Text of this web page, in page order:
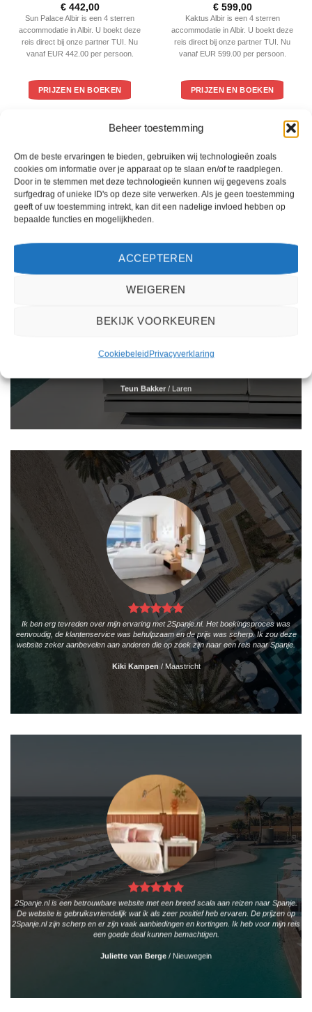
Beheer toestemming
Om de beste ervaringen te bieden, gebruiken wij technologieën zoals
cookies om informatie over je apparaat op te slaan en/of te raadplegen.
Door in te stemmen met deze technologieën kunnen wij gegevens zoals
surfgedrag of unieke ID's op deze site verwerken. Als je geen toestemming
geeft of uw toestemming intrekt, kan dit een nadelige invloed hebben op
bepaalde functies en mogelijkheden.
ACCEPTEREN
WEIGEREN
BEKIJK VOORKEUREN
CookiebeleidPrivacyverklaring
Gewaardeerd
4uit 5
€442,00
Sun Palace Albir is een 4 sterren
accommodatie in Albir. U boekt deze
reis direct bij onze partner TUI. Nu
vanaf EUR 442.00 per persoon.
PRIJZEN EN BOEKEN
Gewaardeerd
4uit 5
€599,00
Kaktus Albir is een 4 sterren
accommodatie in Albir. U boekt deze
reis direct bij onze partner TUI. Nu
vanaf EUR 599.00 per persoon.
PRIJZEN EN BOEKEN
WAT ZE OVER ONS ZEGGEN
vakantie te vinden. De zoekresultaten zijn overzichtelijk en tonen alle belangrijke
Teun Bakker / Laren
Ik ben erg tevreden over mijn ervaring met 2Spanje.nl. Het boekingsproces was
eenvoudig, de klantenservice was behulpzaam en de prijs was scherp. Ik zou deze
website zeker aanbevelen aan anderen die op zoek zijn naar een reis naar Spanje.
Kiki Kampen /Maastricht
2Spanje.nl is een betrouwbare website met een breed scala aan reizen naar Spanje.
De website is gebruiksvriendelijk wat ik als zeer positief heb ervaren. De prijzen op
2Spanje.nl zijn scherp en er zijn vaak aanbiedingen en kortingen. Ik heb voor mijn reis
een goede deal kunnen bemachtigen.
Juliette van Berge / Nieuwegein